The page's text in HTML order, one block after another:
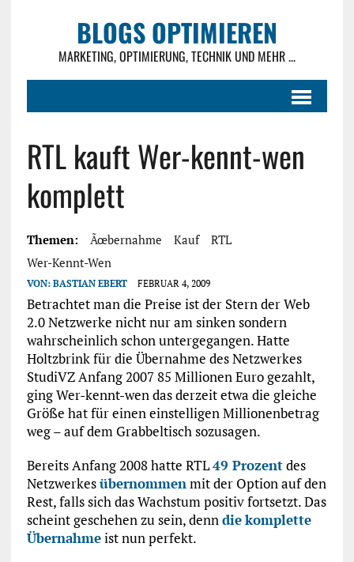
BLOGS OPTIMIEREN
MARKETING, OPTIMIERUNG, TECHNIK UND MEHR ...
RTL kauft Wer-kennt-wen
komplett
Themen: Ãœbernahme Kauf
RTL
Wer-Kennt-Wen
VON: BASTIAN EBERT FEBRUAR 4, 2009
Betrachtet man die Preise ist der Stern der Web
2.0 Netzwerke nicht nur am sinken sondern
wahrscheinlich schon untergegangen. Hatte
Holtzbrink für die Übernahme des Netzwerkes
StudiVZ Anfang 2007 85 Millionen Euro gezahlt,
ging Wer-kennt-wen das derzeit etwa die gleiche
Größe hat für einen einstelligen Millionenbetrag
weg – auf dem Grabbeltisch sozusagen.
Bereits Anfang 2008 hatte RTL49 Prozentdes
Netzwerkesübernommenmit der Option auf den
Rest, falls sich das Wachstum positiv fortsetzt. Das
scheint geschehen zu sein, denndiekomplette
Übernahmeist nun perfekt.